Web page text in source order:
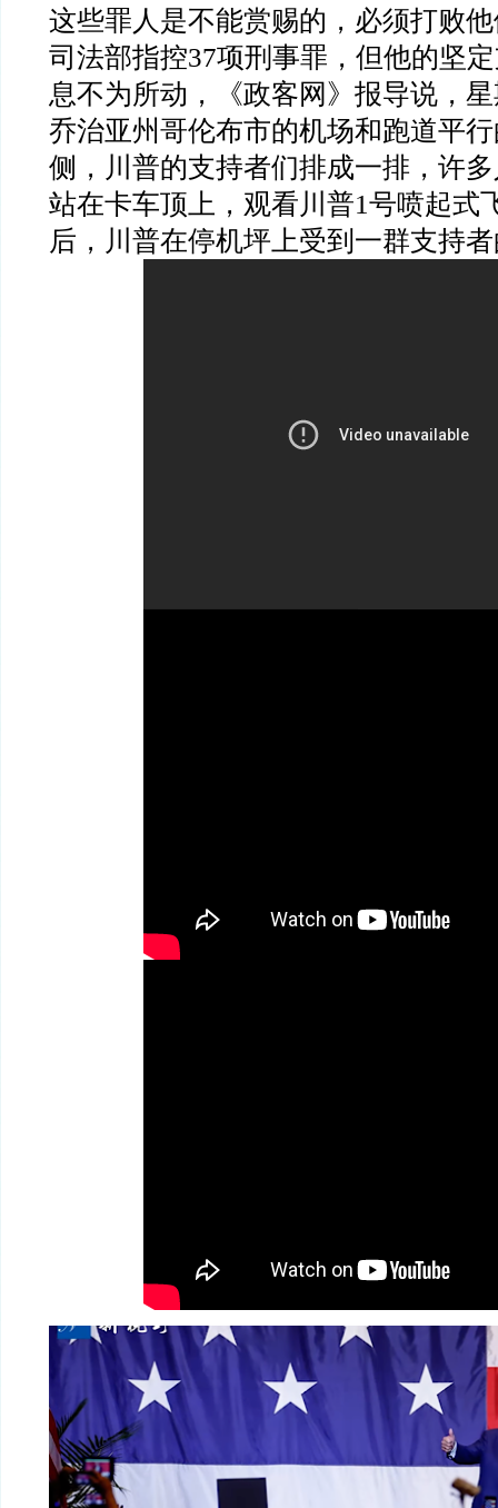
这些罪人是不能赏赐的，必须打败
司法部指控37项刑事罪，但他的坚
息不为所动，《政客网》报导说，
乔治亚州哥伦布市的机场和跑道平
侧，川普的支持者们排成一排，许
站在卡车顶上，观看川普1号喷起式
后，川普在停机坪上受到一群支持